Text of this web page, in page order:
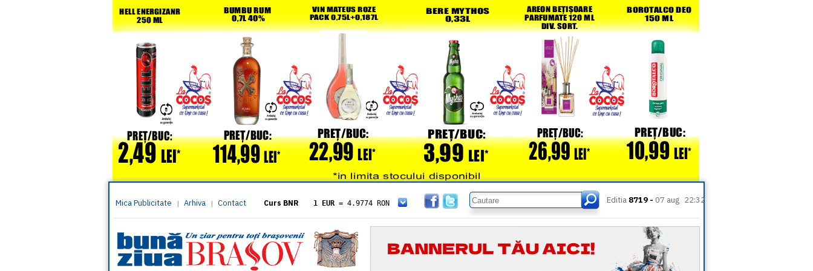
Mica Publicitate | Arhiva | Contact Curs BNR 1 EUR = 4.9774 RON
= 5.8304 RON
1 XAU= 464.4611 RON
1 AED= 1.1933 RON
1 AUD= 2.7957 RON
1 BGN= 2.5449 RON
Editia 8719 - 07 aug 22:32